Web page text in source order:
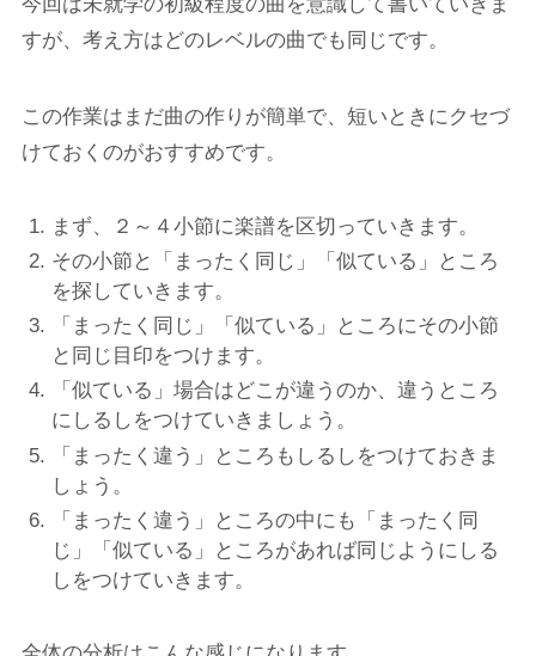
すが、考え方はどのレベルの曲でも同じです。
この作業はまだ曲の作りが簡単で、短いときにクセづ
けておくのがおすすめです。
まず、２～４小節に楽譜を区切っていきます。
その小節と「まったく同じ」「似ている」ところ
を探していきます。
「まったく同じ」「似ている」ところにその小節
と同じ目印をつけます。
「似ている」場合はどこが違うのか、違うところ
にしるしをつけていきましょう。
「まったく違う」ところもしるしをつけておきま
しょう。
「まったく違う」ところの中にも「まったく同
じ」「似ている」ところがあれば同じようにしる
しをつけていきます。